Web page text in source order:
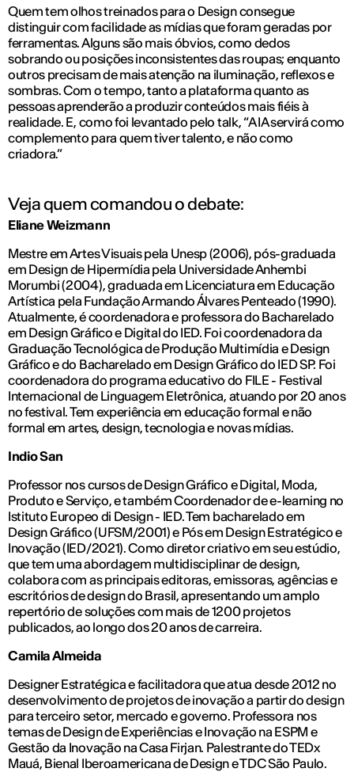
Quem tem olhos treinados para o Design consegue
distinguir com facilidade as mídias que foram geradas por
ferramentas. Alguns são mais óbvios, como dedos
sobrando ou posições inconsistentes das roupas; enquanto
outros precisam de mais atenção na iluminação, reflexos e
sombras. Com o tempo, tanto a plataforma quanto as
pessoas aprenderão a produzir conteúdos mais fiéis à
realidade. E, como foi levantado pelo talk, “A IA servirá como
complemento para quem tiver talento, e não como
criadora.”
Veja quem comandou o debate:
Eliane Weizmann
Mestre em Artes Visuais pela Unesp (2006), pós-graduada
em Design de Hipermídia pela Universidade Anhembi
Morumbi (2004), graduada em Licenciatura em Educação
Artística pela Fundação Armando Álvares Penteado (1990).
Atualmente, é coordenadora e professora do Bacharelado
em Design Gráfico e Digital do IED. Foi coordenadora da
Graduação Tecnológica de Produção Multimídia e Design
Gráfico e do Bacharelado em Design Gráfico do IED SP. Foi
coordenadora do programa educativo do FILE - Festival
Internacional de Linguagem Eletrônica, atuando por 20 anos
no festival. Tem experiência em educação formal e não
formal em artes, design, tecnologia e novas mídias.
Indio San
Professor nos cursos de Design Gráfico e Digital, Moda,
Produto e Serviço, e também Coordenador de e-learning no
Istituto Europeo di Design - IED. Tem bacharelado em
Design Gráfico (UFSM/2001) e Pós em Design Estratégico e
Inovação (IED/2021). Como diretor criativo em seu estúdio,
que tem uma abordagem multidisciplinar de design,
colabora com as principais editoras, emissoras, agências e
escritórios de design do Brasil, apresentando um amplo
repertório de soluções com mais de 1200 projetos
publicados, ao longo dos 20 anos de carreira.
Camila Almeida
Designer Estratégica e facilitadora que atua desde 2012 no
desenvolvimento de projetos de inovação a partir do design
para terceiro setor, mercado e governo. Professora nos
temas de Design de Experiências e Inovação na ESPM e
Gestão da Inovação na Casa Firjan. Palestrante do TEDx
Mauá, Bienal Iberoamericana de Design e TDC São Paulo.